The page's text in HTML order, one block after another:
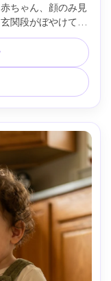
ちゃん、顔のみ見
関段がぼやけて、
Z6II、50mm
息のような雰囲気
安全で居心地よい